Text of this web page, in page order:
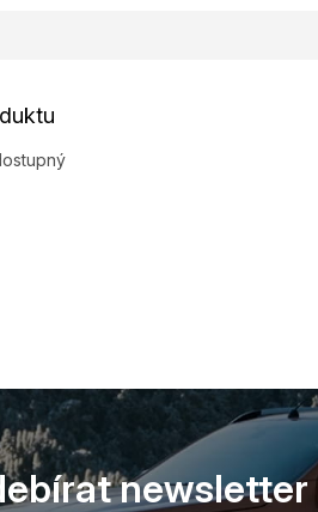
newsletter